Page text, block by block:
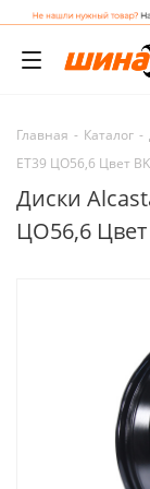
Главная - Каталог -
ET39 ЦО56,6 Цвет
Диски
ЦО56,6 Цвет